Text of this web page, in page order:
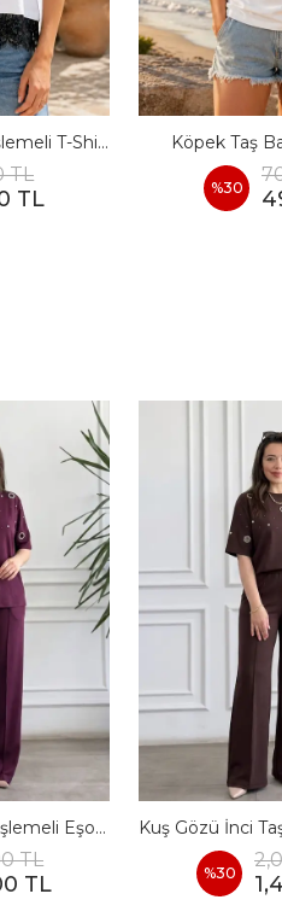
Etek Ucu Dantel İşlemeli T-Shirt
TL
TL
Köpek Taş
%30
Kuş Gözü İnci Taş İşlemeli Eşofman Takımı - BORDO
TL
TL %30